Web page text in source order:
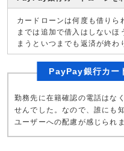
カードローンは何度も借りら
までは追加で借入はしないほ
まうといつまでも返済が終わ
PayPay銀行カー
勤務先に在籍確認の電話はな
せんでした。なので、誰にも
ユーザーへの配慮が感じられま